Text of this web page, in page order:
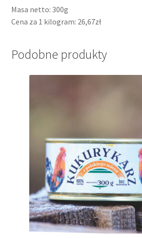
Masa netto: 300g
Cena za 1 kilogram: 26,67zł
Podobne produkty